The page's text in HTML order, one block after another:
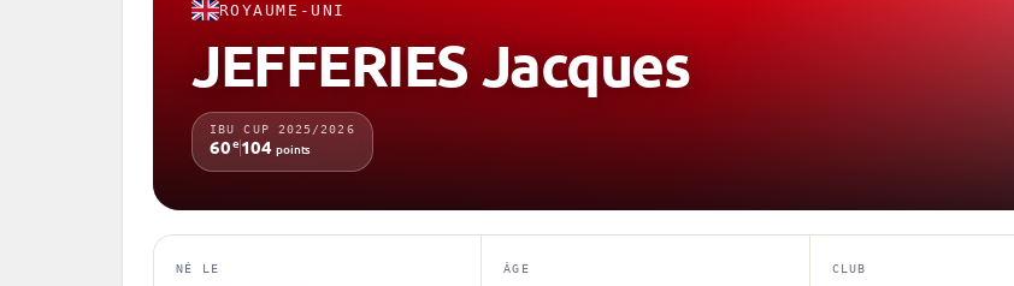
ROYAUME-UNI
JEFFERIES Jacques
IBU CUP 2025/2026
60e104 points
NÉ LE ÂGE CLUB